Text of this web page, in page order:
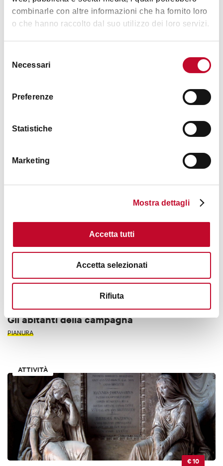
combinarle con altre informazioni che ha fornito loro
o che hanno raccolto dal suo utilizzo dei loro servizi.
delNecessari
Preferenze
Statistiche
Marketing
Mostra dettagli
Accetta tutti
Accetta selezionati
Rifiuta
BOLOGNA
ATTIVITÀ
€ 20
Il Tasso Monumentale
Gli abitanti della campagna
PIANURA
ATTIVITÀ
€ 10